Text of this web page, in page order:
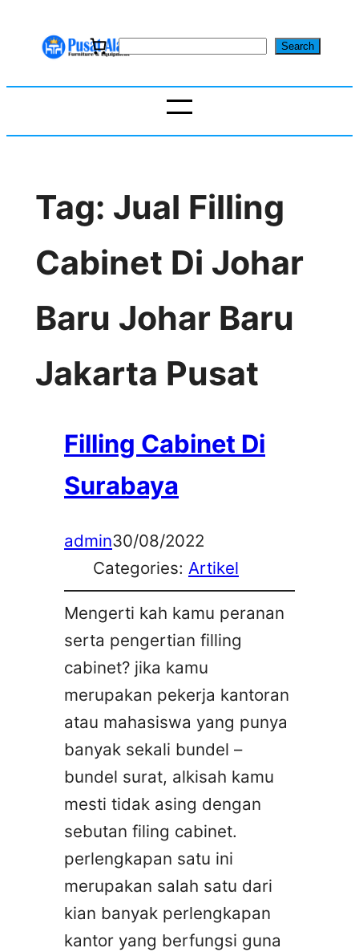
S
r
Search
Tag: Jual Filling
Cabinet Di Johar
Baru Johar Baru
Jakarta Pusat
Filling Cabinet Di
Surabaya
admin30/08/2022
Categories: Artikel
Mengerti kah kamu peranan
serta pengertian filling
cabinet? jika kamu
merupakan pekerja kantoran
atau mahasiswa yang punya
banyak sekali bundel –
bundel surat, alkisah kamu
mesti tidak asing dengan
sebutan filing cabinet.
perlengkapan satu ini
merupakan salah satu dari
kian banyak perlengkapan
kantor yang berfungsi guna